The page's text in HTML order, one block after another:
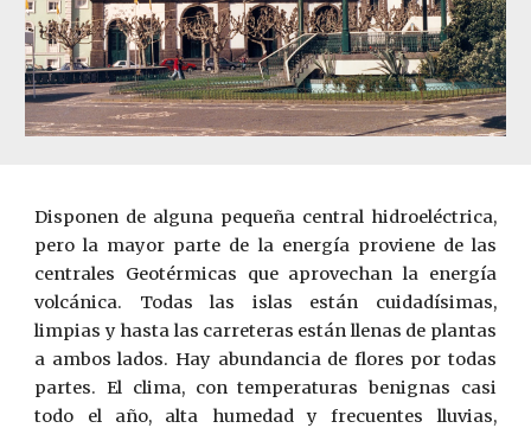
Disponen de alguna pequeña central hidroeléctrica,
pero la mayor parte de la energía proviene de las
centrales Geotérmicas que aprovechan la energía
volcánica. Todas las islas están cuidadísimas,
limpias y hasta las carreteras están llenas de plantas
a ambos lados. Hay abundancia de flores por todas
partes. El clima, con temperaturas benignas casi
todo el año, alta humedad y frecuentes lluvias,